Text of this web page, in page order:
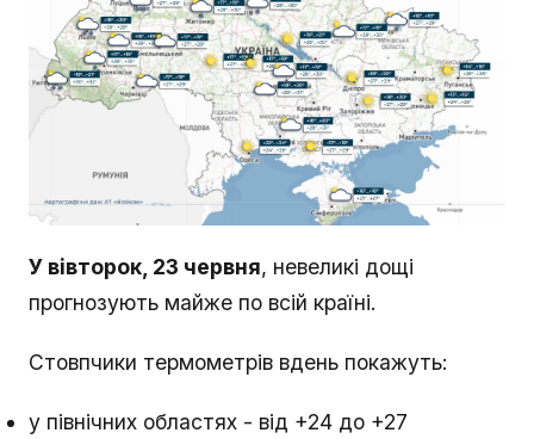
У вівторок, 23 червня, невеликі дощі
прогнозують майже по всій країні.
Стовпчики термометрів вдень покажуть:
у північних областях - від +24 до +27